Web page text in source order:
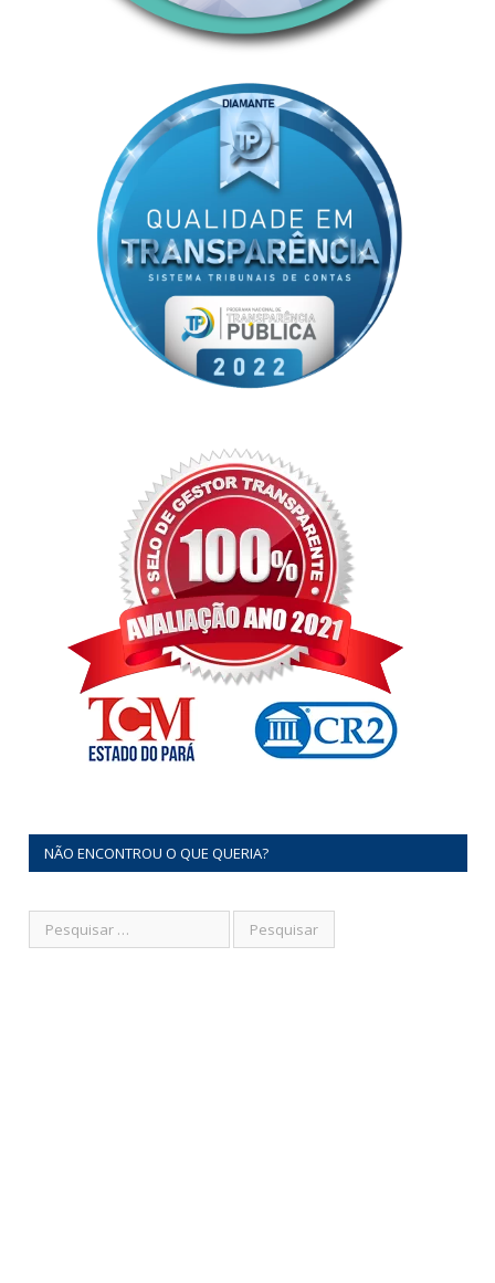
NÃO ENCONTROU O QUE QUERIA?